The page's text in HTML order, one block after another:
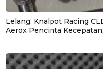
Lelang: Knalpot Racing
Aerox Pencinta